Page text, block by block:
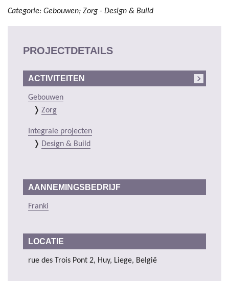
Categorie: Gebouwen; Zorg - Design & Build
PROJECTDETAILS
ACTIVITEITEN
Gebouwen
Zorg
Integrale projecten
Design & Build
AANNEMINGSBEDRIJF
Franki
LOCATIE
rue des Trois Pont 2, Huy, Liege, België